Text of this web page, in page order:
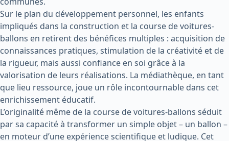
Sur le plan du développement personnel, les enfants
impliqués dans la construction et la course de voitures-
ballons en retirent des bénéfices multiples : acquisition de
connaissances pratiques, stimulation de la créativité et de
la rigueur, mais aussi confiance en soi grâce à la
valorisation de leurs réalisations. La médiathèque, en tant
que lieu ressource, joue un rôle incontournable dans cet
enrichissement éducatif.
L’originalité même de la course de voitures-ballons séduit
par sa capacité à transformer un simple objet – un ballon –
en moteur d’une expérience scientifique et ludique. Cet